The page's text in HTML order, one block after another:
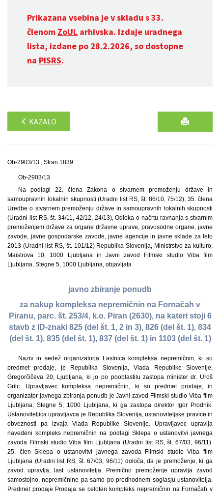
Prikazana vsebina je v skladu s 33.
členom ZoUL arhivska. Izdaje uradnega
lista, izdane po 28.2.2026, so dostopne
na PISRS.
KAZALO
Ob-2903/13 , Stran 1839
Ob-2903/13
Na podlagi 22. člena Zakona o stvarnem premoženju države in
samoupravnih lokalnih skupnosti (Uradni list RS, št. 86/10, 75/12), 35. člena
Uredbe o stvarnem premoženju države in samoupravnih lokalnih skupnosti
(Uradni list RS, št. 34/11, 42/12, 24/13), Odloka o načrtu ravnanja s stvarnim
premoženjem države za organe državne uprave, pravosodne organe, javne
zavode, javne gospodarske zavode, javne agencije in javne sklade za leto
2013 (Uradni list RS, št. 101/12) Republika Slovenija, Ministrstvo za kulturo,
Maistrova 10, 1000 Ljubljana in Javni zavod Filmski studio Viba film
Ljubljana, Stegne 5, 1000 Ljubljana, objavljata
javno zbiranje ponudb
za nakup kompleksa nepremičnin na Fornačah v
Piranu, parc. št. 253/4, k.o. Piran (2630), na kateri stoji 6
stavb z ID-znaki 825 (del št. 1, 2 in 3), 826 (del št. 1), 834
(del št. 1), 835 (del št. 1), 837 (del št. 1) in 1103 (del št. 1)
Naziv in sedež organizatorja Lastnica kompleksa nepremičnin, ki so
predmet prodaje, je Republika Slovenija, Vlada Republike Slovenije,
Gregorčičeva 20, Ljubljana, ki jo po pooblastilu zastopa minister dr. Uroš
Grilc. Upravljavec kompleksa nepremičnin, ki so predmet prodaje, in
organizator javnega zbiranja ponudb je Javni zavod Filmski studio Viba film
Ljubljana, Stegne 5, 1000 Ljubljana, ki ga zastopa direktor Igor Prodnik.
Ustanoviteljica upravljavca je Republika Slovenija, ustanoviteljske pravice in
obveznosti pa izvaja Vlada Republike Slovenije. Upravljavec upravlja
navedeni kompleks nepremičnin na podlagi Sklepa o ustanovitvi javnega
zavoda Filmski studio Viba film Ljubljana (Uradni list RS, št. 67/03, 96/11).
25. člen Sklepa o ustanovitvi javnega zavoda Filmski studio Viba film
Ljubljana (Uradni list RS, št. 67/03, 96/11) določa, da je premoženje, ki ga
zavod upravlja, last ustanovitelja. Premično premoženje upravlja zavod
samostojno, nepremičnine pa samo po predhodnem soglasju ustanovitelja.
Predmet prodaje Prodaja se celoten kompleks nepremičnin na Fornačah v